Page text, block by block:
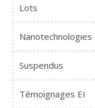
Lots
Nanotechnologies
Suspendus
Témoignages EI